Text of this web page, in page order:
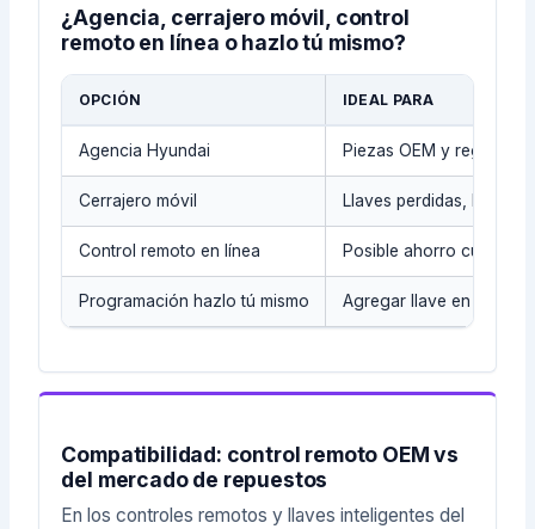
¿Agencia, cerrajero móvil, control
remoto en línea o hazlo tú mismo?
OPCIÓN IDEAL PARA
Agencia Hyundai Piezas OEM y registros
Cerrajero móvil Llaves perdidas, llaves
Control remoto en línea Posible ahorro cuando
Programación hazlo tú mismo Agregar llave en
Compatibilidad: control remoto OEM vs
del mercado de repuestos
En los controles remotos y llaves inteligentes del